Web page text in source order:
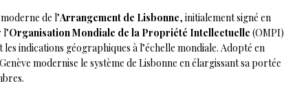
de l’Arrangement de Lisbonne, initialement signé en
Organisation Mondiale de la Propriété Intellectuelle (OMPI)
indications géographiques à l’échelle mondiale. Adopté en
modernise le système de Lisbonne en élargissant sa portée